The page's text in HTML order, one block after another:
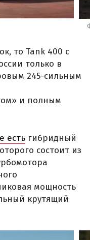
то Tank 400 с
только в
245-сильным
и полным
есть гибридный
состоит из
мощность
крутящий